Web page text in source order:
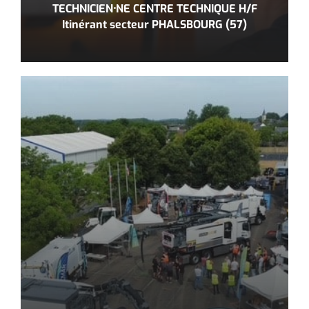
TECHNICIEN⸱NE CENTRE TECHNIQUE H/F
Itinérant secteur PHALSBOURG (57)